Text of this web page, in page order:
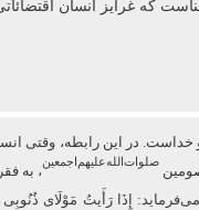
که غرایز انسان
خداست. در این رابطه، وقتی
صلوات‌‌الله‌‌عليهم‌‌اجمعين
، به
می‌فرماید: إِذَا رَأَیتُ مَوْلَای